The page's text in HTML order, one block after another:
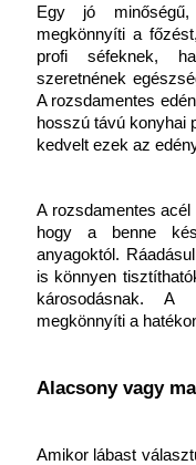
Egy jó minőségű,
megkönnyíti a
profi séfeknek,
szeretnének
A rozsdamentes
hosszú távú konyhai
kedvelt ezek az
A rozsdamentes
hogy a benne
anyagoktól.
is könnyen
károsodásnak. A
megkönnyíti a
Alacsony vagy
Amikor lábast